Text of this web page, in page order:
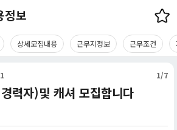
정보
상세모집내용 근무지정보 근무조건
1/7
력자)및 캐셔 모집합니다